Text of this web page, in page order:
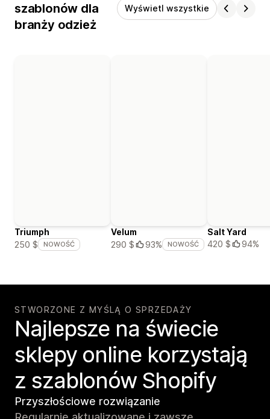
szablonów dla
branży odzież
Wyświetl wszystkie
Triumph
250 $
NOWOŚĆ
Velum
290 $
93% NOWOŚĆ
Salt Yard
420 $
94%
STWORZONE Z MYŚLĄ O SPRZEDAŻY
Najlepsze na świecie
sklepy online korzystają
z szablonów Shopify
Przyszłościowe rozwiązanie